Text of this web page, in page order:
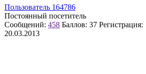
Пользователь 164786
Постоянный посетитель
Сообщений: 458 Баллов: 37 Регистрация:
20.03.2013